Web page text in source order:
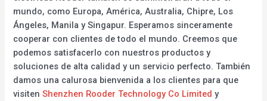
mundo, como Europa, América, Australia, Chipre, Los
Ángeles, Manila y Singapur. Esperamos sinceramente
cooperar con clientes de todo el mundo. Creemos que
podemos satisfacerlo con nuestros productos y
soluciones de alta calidad y un servicio perfecto. También
damos una calurosa bienvenida a los clientes para que
visitenShenzhen Rooder Technology Co Limited y